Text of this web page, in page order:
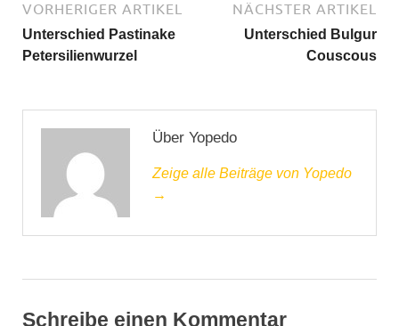
VORHERIGER ARTIKEL
Unterschied Pastinake
Petersilienwurzel
NÄCHSTER ARTIKEL
Unterschied Bulgur
Couscous
Über Yopedo
Zeige alle Beiträge von Yopedo
→
Schreibe einen Kommentar